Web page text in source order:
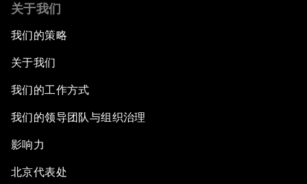
关于我们
我们的策略
关于我们
我们的工作方式
我们的领导团队与组织治理
影响力
北京代表处